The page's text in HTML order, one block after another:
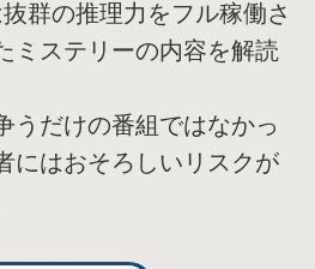
群の推理力をフル稼働さ
ミステリーの内容を解読
うだけの番組ではなかっ
にはおそろしいリスクが